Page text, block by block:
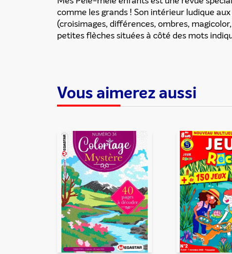
En partageant du contenu, vous
traitement, pour donner suite à
d’email indésirable. Votre
automatiquement supprimées.
comme les grands ! Son intérieur ludique
(croisimages, différences, ombres,
petites flèches situées à côté des mots
Vous aimerez aussi